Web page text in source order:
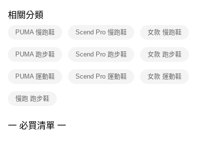
※ 交易是否成功請以「AFTEE先享後付 」之結帳頁面顯示為準，若有關於
是否繳費成功／繳費後需取消欲退款等相關疑問，請聯繫「AFTEE先享後付
客戶支援中心」https://netprotections.freshdesk.com/support/home
１．透過由恩沛科技股份有限公司提供之「AFTEE先享後付」服務完成之交
權轉讓予恩沛科技股份有限公司。
３．未成年的使用者請事先徵得法定代理人或監護人之同意方可使用
４．使用「AFTEE先享後付」時，將依據個別帳號之用戶狀況，依本公司即
相關分類
PUMA 慢跑鞋 Scend Pro 慢跑鞋 女款 慢跑鞋
PUMA 跑步鞋 Scend Pro 跑步鞋 女款 跑步鞋
PUMA 運動鞋 Scend Pro 運動鞋 女款 運動鞋
慢跑 跑步鞋
一 必買清單 一